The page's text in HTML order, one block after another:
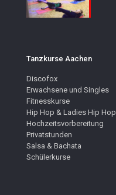
Tanzkurse Aachen
Discofox
Erwachsene und Singles
Fitnesskurse
Hip Hop & Ladies Hip Hop
Hochzeitsvorbereitung
Privatstunden
Salsa & Bachata
Schülerkurse